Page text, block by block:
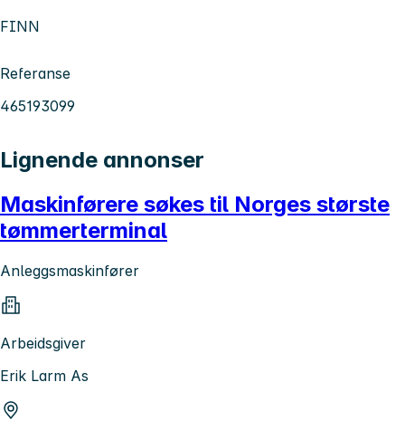
FINN
Referanse
465193099
Lignende annonser
Maskinførere søkes til Norges største
tømmerterminal
Anleggsmaskinfører
Arbeidsgiver
Erik Larm As